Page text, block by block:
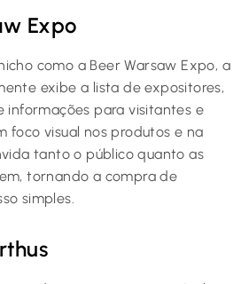
Expo
como a Beer Warsaw Expo, a
exibe a lista de expositores,
informações para visitantes e
foco visual nos produtos e na
tanto o público quanto as
tornando a compra de
simples.